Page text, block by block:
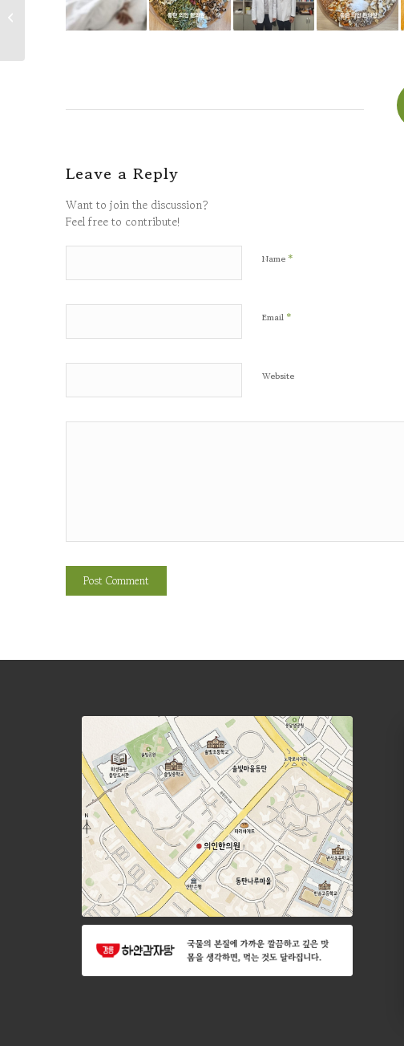
Leave a Reply
Want to join the discussion?
Feel free to contribute!
Name *
Email *
Website
간병으로 지친 80대 여성